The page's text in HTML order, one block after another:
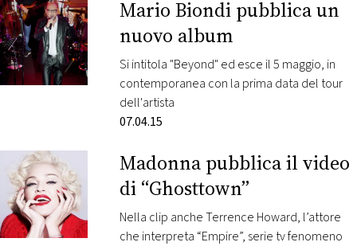
TV
PRINCIPATO
RMC
CONSIGLIA
Mario Biondi pubblica un
nuovo album
Si intitola "Beyond" ed esce il 5 maggio, in
contemporanea con la prima data del tour
dell'artista
07.04.15
Madonna pubblica il video
di “Ghosttown”
Nella clip anche Terrence Howard, l’attore
che interpreta “Empire”, serie tv fenomeno